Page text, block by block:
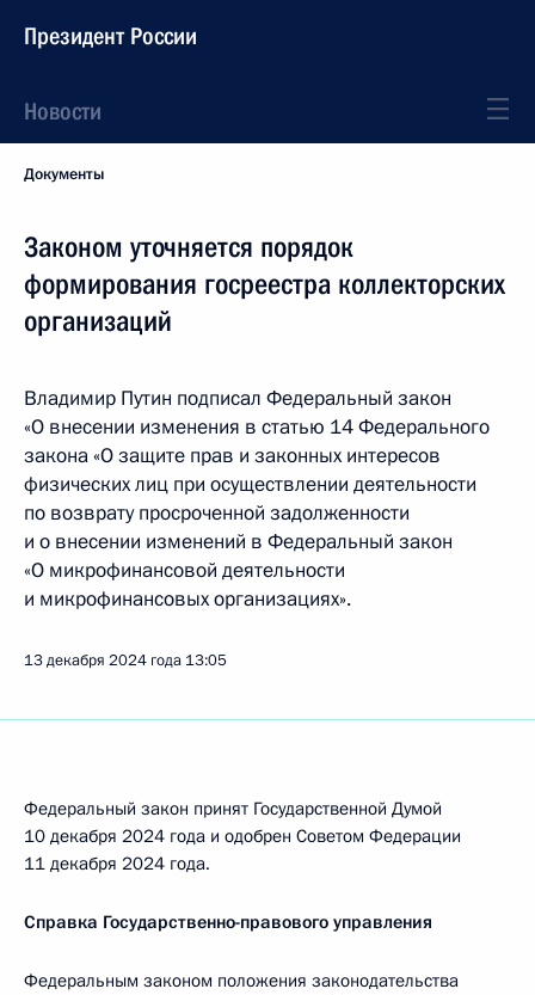
Президент России
Новости
Документы
Законом уточняется порядок
формирования госреестра коллекторских
организаций
Владимир Путин подписал Федеральный закон
«О внесении изменения в статью 14 Федерального
закона «О защите прав и законных интересов
физических лиц при осуществлении деятельности
по возврату просроченной задолженности
и о внесении изменений в Федеральный закон
«О микрофинансовой деятельности
и микрофинансовых организациях».
13 декабря 2024 года 13:05
Федеральный закон принят Государственной Думой
10 декабря 2024 года и одобрен Советом Федерации
11 декабря 2024 года.
Справка Государственно-правового управления
Федеральным законом положения законодательства